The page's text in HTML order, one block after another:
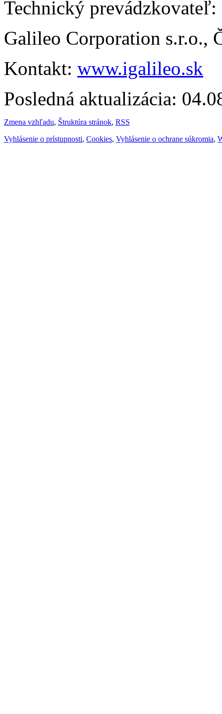
Technický prevádzkovateľ:
Galileo Corporation s.r.o.,
Kontakt: www.igalileo.sk
Posledná aktualizácia:
Zmena vzhľadu, Štruktúra stránok, RSS
Vyhlásenie o prístupnosti, Cookies, Vyhlásenie o ochrane súkromia,